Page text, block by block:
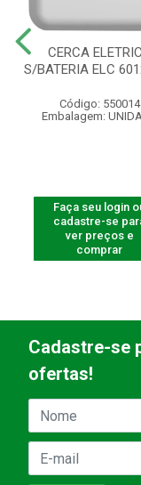
CERCA
S/BATERIA ELC
Código: 550014
Embalagem:
Faça seu login
cadastre-se
ver preços e
comprar
Cadastre-se
ofertas!